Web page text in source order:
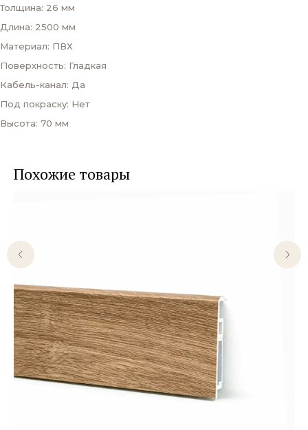
Толщина: 26 мм
Длина: 2500 мм
Материал: ПВХ
Поверхность: Гладкая
Кабель-канал: Да
Под покраску: Нет
Высота: 70 мм
Похожие товары